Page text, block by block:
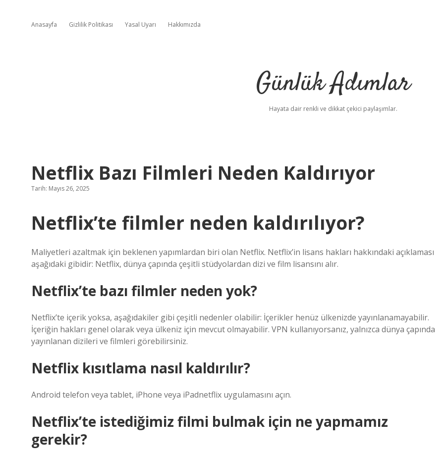
Anasayfa Gizlilik Politikası Yasal Uyarı Hakkımızda
Günlük Adımlar
Hayata dair renkli ve dikkat çekici paylaşımlar.
Netflix Bazı Filmleri Neden Kaldırıyor
Tarih: Mayıs 26, 2025
Netflix’te filmler neden kaldırılıyor?
Maliyetleri azaltmak için beklenen yapımlardan biri olan Netflix. Netflix’in lisans hakları hakkındaki açıklaması
aşağıdaki gibidir: Netflix, dünya çapında çeşitli stüdyolardan dizi ve film lisansını alır.
Netflix’te bazı filmler neden yok?
Netflix’te içerik yoksa, aşağıdakiler gibi çeşitli nedenler olabilir: İçerikler henüz ülkenizde yayınlanamayabilir.
İçeriğin hakları genel olarak veya ülkeniz için mevcut olmayabilir. VPN kullanıyorsanız, yalnızca dünya çapında
yayınlanan dizileri ve filmleri görebilirsiniz.
Netflix kısıtlama nasıl kaldırılır?
Android telefon veya tablet, iPhone veya iPadnetflix uygulamasını açın.
Netflix’te istediğimiz filmi bulmak için ne yapmamız
gerekir?